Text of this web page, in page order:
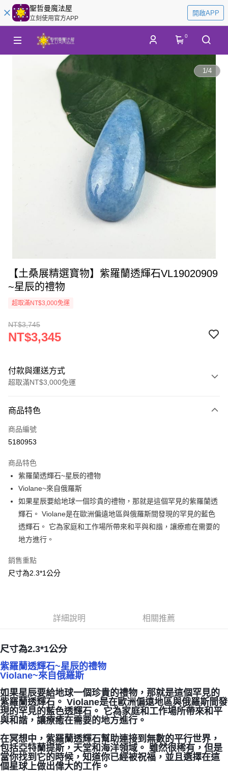
聖哲曼魔法屋
立刻使用官方APP
開啟APP
0
1/4
【土桑展精選寶物】紫羅蘭透輝石VL19020909
~星辰的禮物
超取滿NT$3,000免運
NT$3,745
NT$3,345
付款與運送方式
超取滿NT$3,000免運
信用卡一次付款
超商取貨付款
Apple Pay
街口支付
悠遊付
ATM付款
全家取貨付款
每筆NT$80，滿NT$3,000(含以上)免運費
每筆NT$80，滿NT$3,000(含以上)免運費
郵局幫你送（離島）
付款後門市自取
免運費
商品特色
商品編號
5180953
商品特色
紫羅蘭透輝石~星辰的禮物
Violane~來自俄羅斯
如果星辰要給地球一個珍貴的禮物，那就是這個罕見的紫羅蘭透
輝石。 Violane是在歐洲偏遠地區與俄羅斯間發現的罕見的藍色
透輝石。 它為家庭和工作場所帶來和平與和諧，讓療癒在需要的
地方進行。
銷售重點
尺寸為2.3*1公分
詳細說明 相關推薦
尺寸為2.3*1公分
紫羅蘭透輝石~星辰的禮物
Violane~來自俄羅斯
如果星辰要給地球一個珍貴的禮物，那就是這個罕見的
紫羅蘭透輝石。 Violane是在歐洲偏遠地區與俄羅斯間發
現的罕見的藍色透輝石。 它為家庭和工作場所帶來和平
與和諧，讓療癒在需要的地方進行。
在冥想中，紫羅蘭透輝石幫助連接到無數的平行世界，
包括亞特蘭提斯，天堂和海洋領域。 雖然很稀有，但是
當你找到它的時候，知道你已經被祝福，並且選擇在這
個星球上做出偉大的工作。